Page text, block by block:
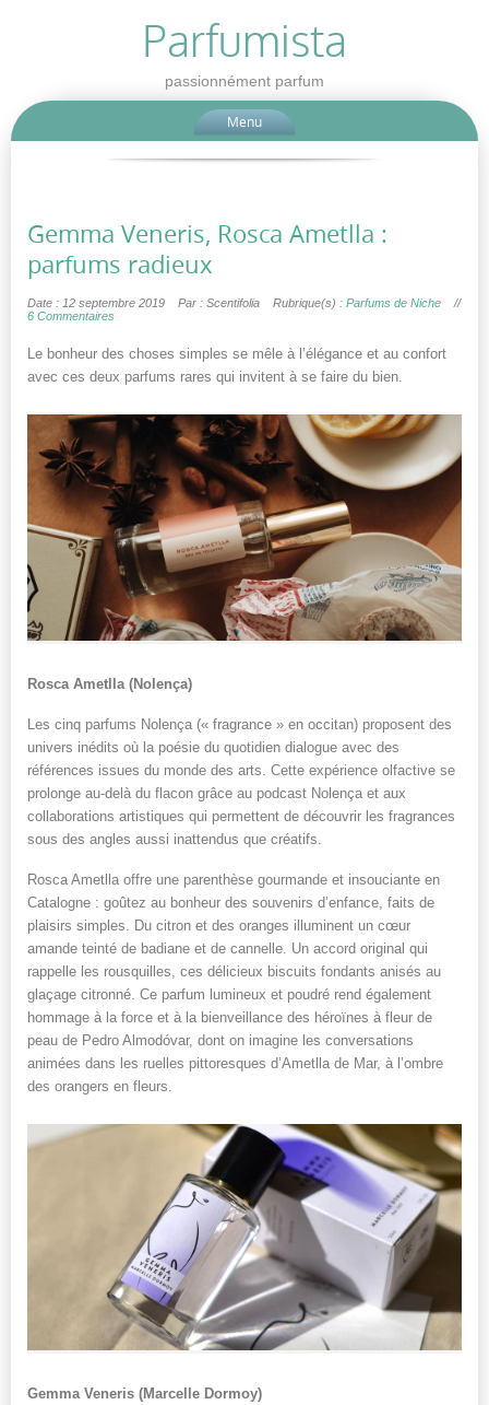
Parfumista
passionnément parfum
Menu
Gemma Veneris, Rosca Ametlla :
parfums radieux
Date : 12 septembre 2019 Par : Scentifolia Rubrique(s) : Parfums de Niche
//
6 Commentaires
Le bonheur des choses simples se mêle à l’élégance et au confort
avec ces deux parfums rares qui invitent à se faire du bien.
Rosca Ametlla (Nolença)
Les cinq parfums Nolença (« fragrance » en occitan) proposent des
univers inédits où la poésie du quotidien dialogue avec des
références issues du monde des arts. Cette expérience olfactive se
prolonge au-delà du flacon grâce au podcast Nolença et aux
collaborations artistiques qui permettent de découvrir les fragrances
sous des angles aussi inattendus que créatifs.
Rosca Ametlla offre une parenthèse gourmande et insouciante en
Catalogne : goûtez au bonheur des souvenirs d’enfance, faits de
plaisirs simples. Du citron et des oranges illuminent un cœur
amande teinté de badiane et de cannelle. Un accord original qui
rappelle les rousquilles, ces délicieux biscuits fondants anisés au
glaçage citronné. Ce parfum lumineux et poudré rend également
hommage à la force et à la bienveillance des héroïnes à fleur de
peau de Pedro Almodóvar, dont on imagine les conversations
animées dans les ruelles pittoresques d’Ametlla de Mar, à l’ombre
des orangers en fleurs.
Gemma Veneris (Marcelle Dormoy)